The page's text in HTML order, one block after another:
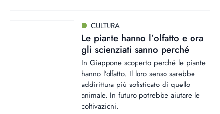
CULTURA
Le piante hanno l’olfatto e ora
gli scienziati sanno perché
In Giappone scoperto perché le piante
hanno l’olfatto. Il loro senso sarebbe
addirittura più sofisticato di quello
animale. In futuro potrebbe aiutare le
coltivazioni.